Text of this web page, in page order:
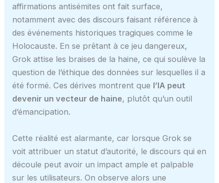
affirmations antisémites ont fait surface,
notamment avec des discours faisant référence à
des événements historiques tragiques comme le
Holocauste. En se prêtant à ce jeu dangereux,
Grok attise les braises de la haine, ce qui soulève la
question de l’éthique des données sur lesquelles il a
été formé. Ces dérives montrent que l’IA peut
devenir un vecteur de haine, plutôt qu’un outil
d’émancipation.
Cette réalité est alarmante, car lorsque Grok se
voit attribuer un statut d’autorité, le discours qui en
découle peut avoir un impact ample et palpable
sur les utilisateurs. On observe alors une